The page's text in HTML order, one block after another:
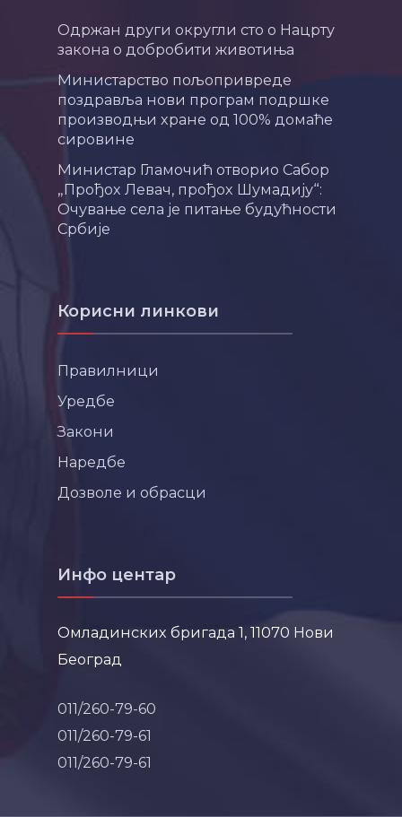
Одржан други округли сто о Нацрту
закона о добробити животиња
Министарство пољопривреде
поздравља нови програм подршке
производњи хране од 100% домаће
сировине
Министар Гламочић отворио Сабор
„Прођох Левач, прођох Шумадију“:
Очување села је питање будућности
Србије
Корисни линкови
Правилници
Уредбе
Закони
Наредбе
Дозволе и обрасци
Инфо центар
Омладинских бригада 1, 11070 Нови
Београд
011/260-79-60
011/260-79-61
011/260-79-61